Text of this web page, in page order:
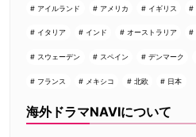
アイルランド アメリカ イギリス
イタリア インド オーストラリア
スウェーデン スペイン デンマーク
フランス メキシコ 北欧 日本
海外ドラマNAVIについて